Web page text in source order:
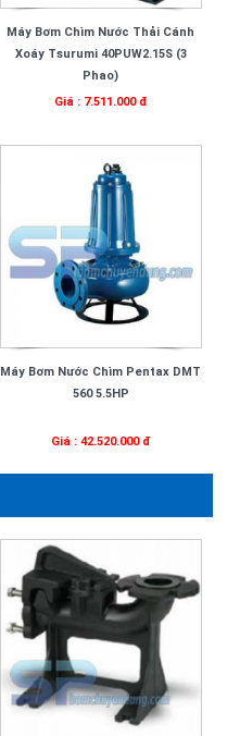
Máy Bơm Chìm Nước Thải Cánh
Xoáy Tsurumi 40PUW2.15S (3
Phao)
Giá : 7.511.000 đ
Máy Bơm Nước Chìm Pentax DMT
560 5.5HP
Giá : 42.520.000 đ